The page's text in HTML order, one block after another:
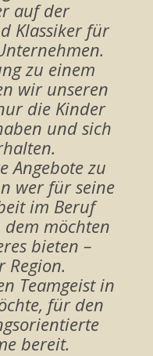
auf der
Klassiker für
zu einem
wir unseren
die Kinder
und sich
Angebote zu
wer für seine
im Beruf
möchten
bieten –
Region.
Teamgeist in
für den
bereit.